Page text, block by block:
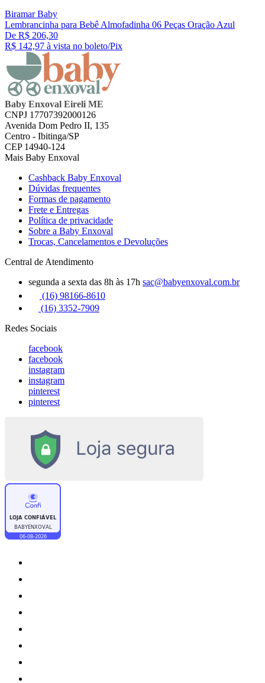
Biramar Baby
Lembrancinha para Bebê Almofadinha 06 Peças Oração Azul
De R$ 206,30
R$ 142,97 à vista no boleto/Pix
Baby Enxoval Eireli ME
CNPJ 17707392000126
Avenida Dom Pedro II, 135
Centro - Ibitinga/SP
CEP 14940-124
Mais Baby Enxoval
Cashback Baby Enxoval
Dúvidas frequentes
Formas de pagamento
Frete e Entregas
Política de privacidade
Sobre a Baby Enxoval
Trocas, Cancelamentos e Devoluções
Central de Atendimento
segunda a sexta das 8h às 17h sac@babyenxoval.com.br
(16) 98166-8610
(16) 3352-7909
Redes Sociais
facebook
facebook
instagram
instagram
pinterest
pinterest